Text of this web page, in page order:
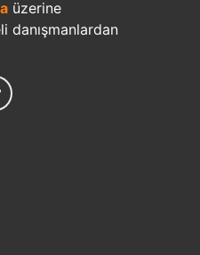
üzerine
danışmanlardan